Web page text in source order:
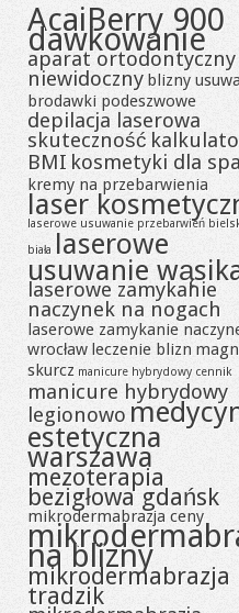
AcaiBerry 900
dawkowanie
aparat ortodontyczny
niewidoczny blizny
brodawki podeszwowe
depilacja laserowa
skuteczność
BMI kosmetyki dla
kremy na przebarwienia
laser
laserowe usuwanie przebarwień
biała laserowe
usuwanie
laserowe zamykanie
naczynek na nogach
laserowe zamykanie
wrocław leczenie blizn
skurcz manicure hybrydowy cennik
manicure hybrydowy
legionowo
estetyczna
warszawa
mezoterapia
bezigłowa gdańsk
mikrodermabrazja ceny
na blizny
mikrodermabrazja
tradzik